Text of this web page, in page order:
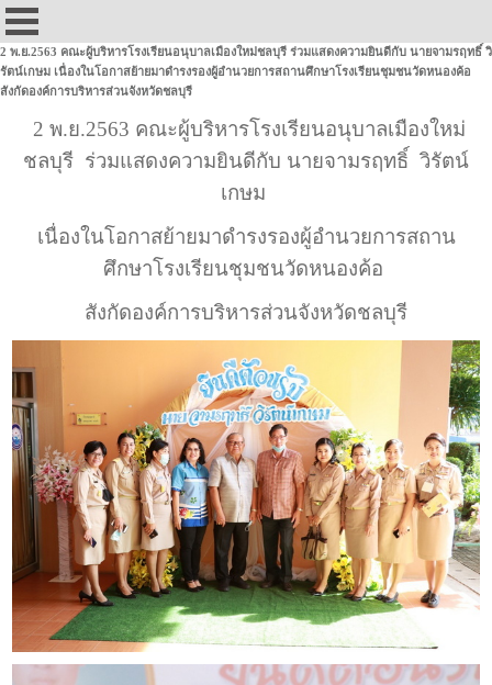
2 พ.ย.2563 คณะผู้บริหารโรงเรียนอนุบาลเมืองใหม่ชลบุรี ร่วมแสดงความยินดีกับ นายจามรฤทธิ์ วิ
รัตน์เกษม เนื่องในโอกาสย้ายมาดำรงรองผู้อำนวยการสถานศึกษาโรงเรียนชุมชนวัดหนองค้อ
สังกัดองค์การบริหารส่วนจังหวัดชลบุรี
2 พ.ย.2563 คณะผู้บริหารโรงเรียนอนุบาลเมืองใหม่
ชลบุรี ร่วมแสดงความยินดีกับ นายจามรฤทธิ์ วิรัตน์
เกษม
เนื่องในโอกาสย้ายมาดำรงรองผู้อำนวยการสถาน
ศึกษาโรงเรียนชุมชนวัดหนองค้อ
สังกัดองค์การบริหารส่วนจังหวัดชลบุรี